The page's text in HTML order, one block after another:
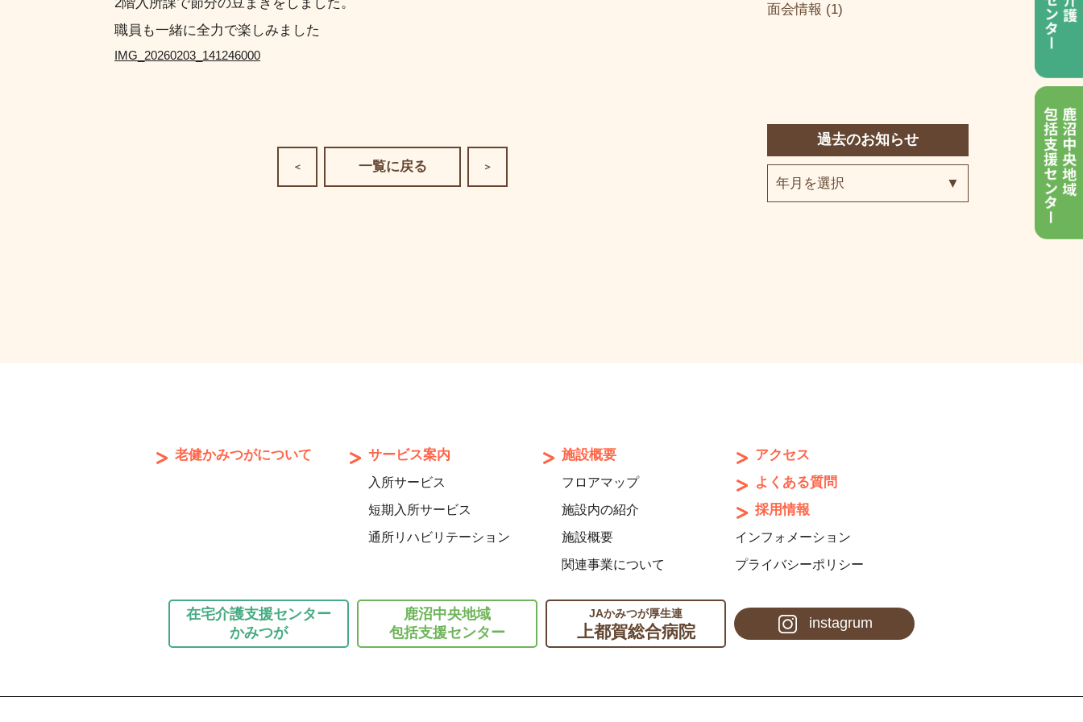
職員も一緒に全力で楽しみました
IMG_20260203_141246000
＜ 一覧に戻る ＞
面会情報 (1)
過去のお知らせ
年月を選択
老健かみつがについて サービス案内
入所サービス
短期入所サービス
通所リハビリテーション
施設概要
フロアマップ
施設内の紹介
施設概要
関連事業について
アクセス
よくある質問
採用情報
インフォメーション
プライバシーポリシー
在宅介護支援センター
かみつが
鹿沼中央地域
包括支援センター
JAかみつが厚生連
上都賀総合病院 instagrum